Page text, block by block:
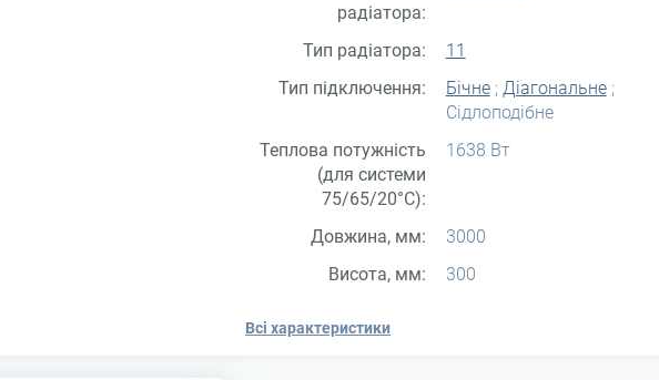
радіатора:
Тип радіатора:
11
Тип підключення:
Бічне; Діагональне;
Сідлоподібне
Теплова потужність
(для системи
75/65/20°С):
1638 Вт
Довжина, мм:
3000
Висота, мм:
300
Всі характеристики